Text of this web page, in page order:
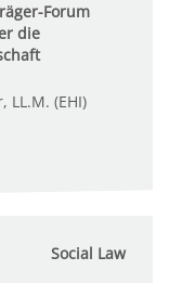
Forum
die
LL.M. (EHI)
Social Law